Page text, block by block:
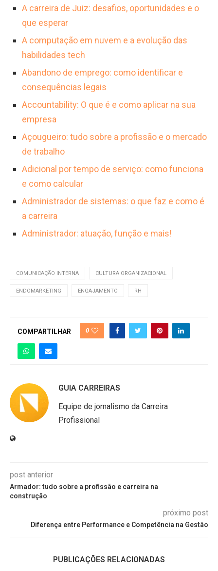
peça-chave para a gestão de pessoas e o
sucesso estratégico do negócio.
redes sociais corporativas até newsletters
digitais e podcasts. A agilidade na
disseminação de informações e a capacidade
de medir o engajamento digital tornaram-se
aspectos cruciais da atuação, exigindo
constante atualização tecnológica e
A carreira de Juiz: desafios, oportunidades e o
que esperar
A computação em nuvem e a evolução das
habilidades tech
Abandono de emprego: como identificar e
consequências legais
Accountability: O que é e como aplicar na sua
empresa
Açougueiro: tudo sobre a profissão e o mercado
de trabalho
Adicional por tempo de serviço: como funciona
e como calcular
Administrador de sistemas: o que faz e como é
a carreira
Administrador: atuação, função e mais!
COMUNICAÇÃO INTERNA CULTURA ORGANIZACIONAL
ENDOMARKETING ENGAJAMENTO RH
COMPARTILHAR 0
GUIA CARREIRAS
Equipe de jornalismo da Carreira
Profissional
post anterior
Armador: tudo sobre a profissão e carreira na
construção
próximo post
Diferença entre Performance e Competência na Gestão
PUBLICAÇÕES RELACIONADAS